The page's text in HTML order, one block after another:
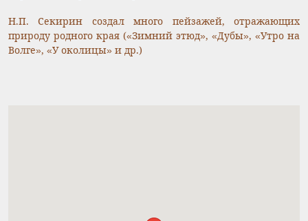
Н.П. Секирин создал много пейзажей, отражающих
природу родного края («Зимний этюд», «Дубы», «Утро на
Волге», «У околицы» и др.)